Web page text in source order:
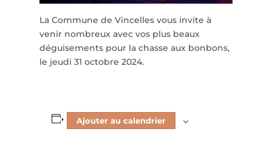
La Commune de Vincelles vous invite à
venir nombreux avec vos plus beaux
déguisements pour la chasse aux bonbons,
le jeudi 31 octobre 2024.
Ajouter au calendrier